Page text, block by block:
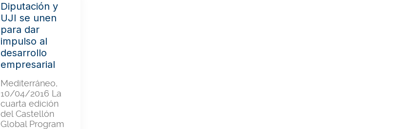
Diputación y
UJI se unen
para dar
impulso al
desarrollo
empresarial
Mediterráneo,
10/04/2016 La
cuarta edición
del Castellón
Global Program